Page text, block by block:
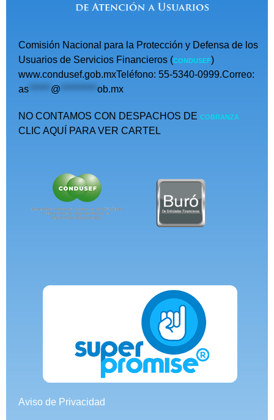
Comisión Nacional para la Protección y Defensa de los
Usuarios de Servicios Financieros (CONDUSEF)
www.condusef.gob.mxTeléfono: 55-5340-0999.Correo:
as****** @ **********ob.mx
NO CONTAMOS CON DESPACHOS DE COBRANZA
CLIC AQUÍ PARA VER CARTEL
Aviso de Privacidad